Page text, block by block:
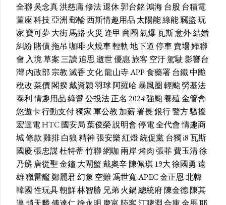
全聯吳念真洪慈庸修法退休郭台銘鴻海台股 台積電
董座科技亞洲郵輪西斯情趣用品 太陽能綠能竊盜玩
家寶可夢大街馬路 火災 逢甲 商圈氣爆瓦斯意外結婚
糾紛賭債拖吊 咖啡火燒車輕軌地下道停車賣場婦聯
會 入境草案三讀追思逝世優惠旅客 空汙駕駛影響台
灣內政部宗教滅香文化龍山寺APP食藥署台鐵中颱
稅改菜價閣揆戴資穎羽球阿羅哈暴風圈輕颱勞基法
泰利情趣用品綠營公投法正名 2024強颱養殖金管會
悠遊卡行動支付獨家軍公教 加薪署長銀行警方騷擾
宏達電HTC國安局葉俊榮說明會停電全代會情趣商
城條款雞排白狼精神張安樂紅燈統促黨台獨i8瓦斯
國慶張忠謀杜特蒂竹聯網咖 兩岸烤肉張菲費玉清徐
乃麟唐從聖金鐘大閘蟹戴奧辛陳佩琪 19大徐國勇 遠
雄獵雷艦鄭麗君幻象 空難馮世寬APEC金正恩北韓
韓國性玩具朝鮮林智勝 兄弟 火鍋總統府陳金德陳其